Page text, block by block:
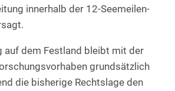
innerhalb der 12-Seemeilen-
auf dem Festland bleibt mit der
grundsätzlich
die bisherige Rechtslage den